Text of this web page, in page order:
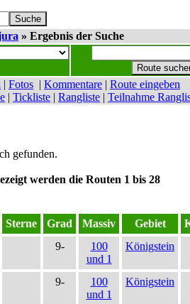
» Ergebnis der Suche
| Fotos | Kommentare | Route eingeben
| Tickliste | Rangliste | Teilnahme
gefunden.
werden die Routen 1 bis 28
Sterne Grad Massiv Gebiet
9-
100
und 1
Königstein
9-
100
und 1
Königstein